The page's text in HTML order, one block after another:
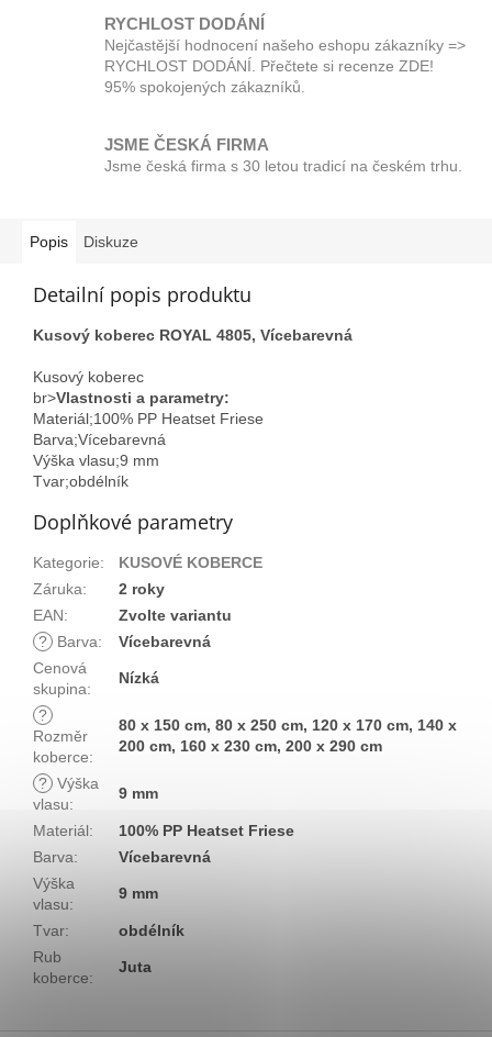
RYCHLOST DODÁNÍ
Nejčastější hodnocení našeho eshopu zákazníky =>
RYCHLOST DODÁNÍ. Přečtete si recenze ZDE!
95% spokojených zákazníků.
JSME ČESKÁ FIRMA
Jsme česká firma s 30 letou tradicí na českém trhu.
Popis Diskuze
Detailní popis produktu
Kusový koberec ROYAL 4805, Vícebarevná
Kusový koberec
br>Vlastnosti a parametry:
Materiál;100% PP Heatset Friese
Barva;Vícebarevná
Výška vlasu;9 mm
Tvar;obdélník
Doplňkové parametry
Kategorie:
KUSOVÉ KOBERCE
Záruka:
2 roky
EAN:
Zvolte variantu
?
Barva:
Vícebarevná
Cenová
skupina:
Nízká
?
Rozměr
koberce:
80 x 150 cm, 80 x 250 cm, 120 x 170 cm, 140 x
200 cm, 160 x 230 cm, 200 x 290 cm
? Výška
vlasu:
9 mm
Materiál:
100% PP Heatset Friese
Barva:
Vícebarevná
Výška
vlasu:
9 mm
Tvar:
obdélník
Rub
koberce:
Juta